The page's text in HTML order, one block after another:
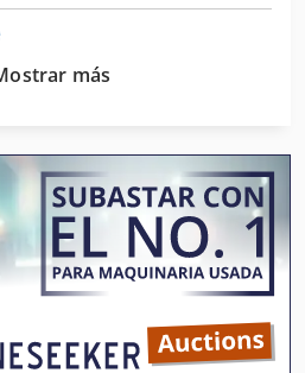
Digitalmás